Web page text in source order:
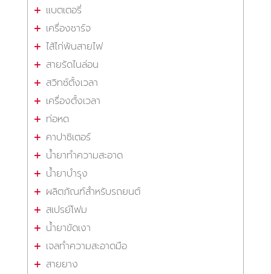
แบตเตอรี่
เครื่องชาร์จ
ไส้ไก่พันสายไฟ
สายรัดไนล่อน
สวิทซ์ตั้งเวลา
เครื่องตั้งเวลา
ท่อหด
คาปาซิเตอร์
น้ำยาทำความสะอาด
น้ำยาบำรุง
ผลิตภัณฑ์สำหรับรถยนต์
สเปรย์โฟม
น้ำยาขัดเงา
เจลทำความสะอาดมือ
สายยาง